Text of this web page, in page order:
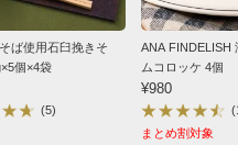
ば使用石臼挽きそ
個×4袋
(5)
ANA FINDELISH
ムコロッケ 4個
¥980
まとめ割対象